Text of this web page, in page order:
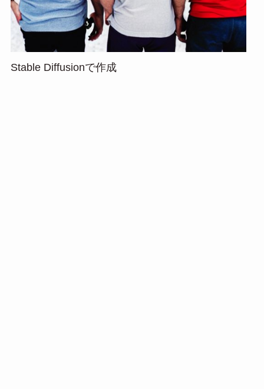
Stable Diffusionで作成